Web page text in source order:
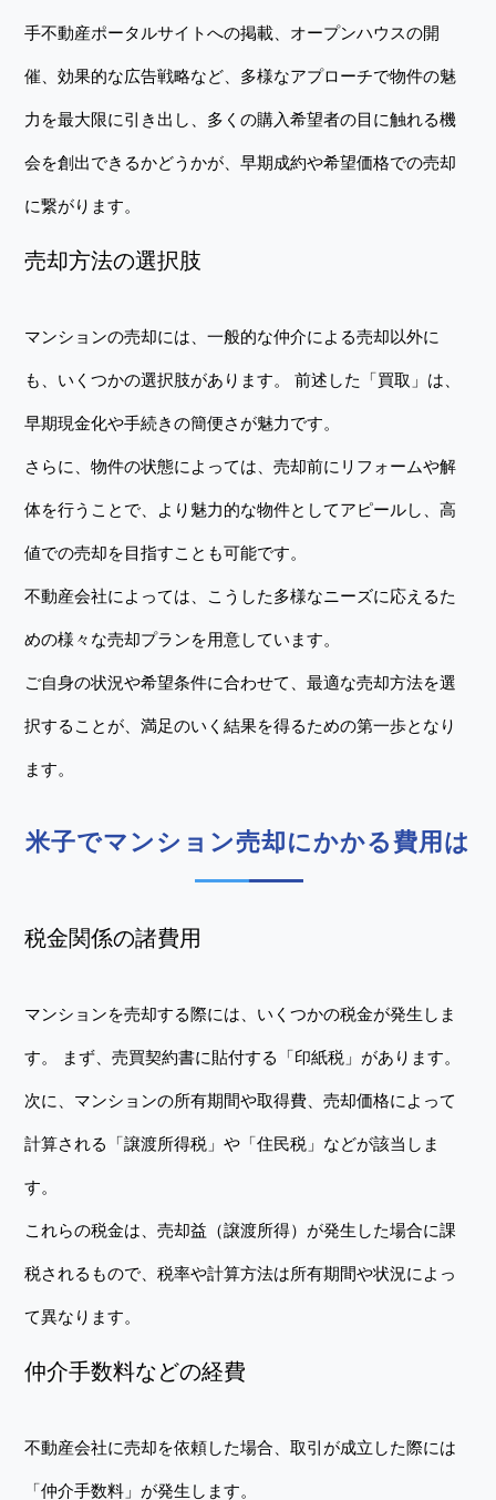
手不動産ポータルサイトへの掲載、オープンハウスの開
催、効果的な広告戦略など、多様なアプローチで物件の魅
力を最大限に引き出し、多くの購入希望者の目に触れる機
会を創出できるかどうかが、早期成約や希望価格での売却
に繋がります。
売却方法の選択肢
マンションの売却には、一般的な仲介による売却以外に
も、いくつかの選択肢があります。 前述した「買取」は、
早期現金化や手続きの簡便さが魅力です。
さらに、物件の状態によっては、売却前にリフォームや解
体を行うことで、より魅力的な物件としてアピールし、高
値での売却を目指すことも可能です。
不動産会社によっては、こうした多様なニーズに応えるた
めの様々な売却プランを用意しています。
ご自身の状況や希望条件に合わせて、最適な売却方法を選
択することが、満足のいく結果を得るための第一歩となり
ます。
米子でマンション売却にかかる費用は
税金関係の諸費用
マンションを売却する際には、いくつかの税金が発生しま
す。 まず、売買契約書に貼付する「印紙税」があります。
次に、マンションの所有期間や取得費、売却価格によって
計算される「譲渡所得税」や「住民税」などが該当しま
す。
これらの税金は、売却益（譲渡所得）が発生した場合に課
税されるもので、税率や計算方法は所有期間や状況によっ
て異なります。
仲介手数料などの経費
不動産会社に売却を依頼した場合、取引が成立した際には
「仲介手数料」が発生します。